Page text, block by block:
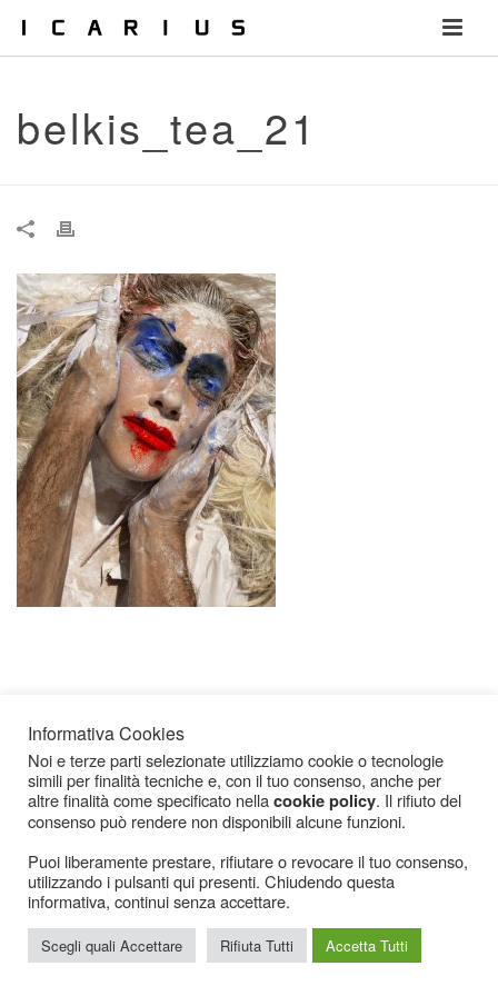
belkis_tea_21
Icarius.com Copyright © 2000 - 2022 |Privacy Policy|Cookies Policy| Consenso
Cookies
Informativa Cookies
Noi e terze parti selezionate utilizziamo cookie o tecnologie
simili per finalità tecniche e, con il tuo consenso, anche per
altre finalità come specificato nellacookie policy. Il rifiuto del
consenso può rendere non disponibili alcune funzioni.
Puoi liberamente prestare, rifiutare o revocare il tuo consenso,
utilizzando i pulsanti qui presenti. Chiudendo questa
informativa, continui senza accettare.
Scegli quali Accettare Rifiuta Tutti Accetta Tutti